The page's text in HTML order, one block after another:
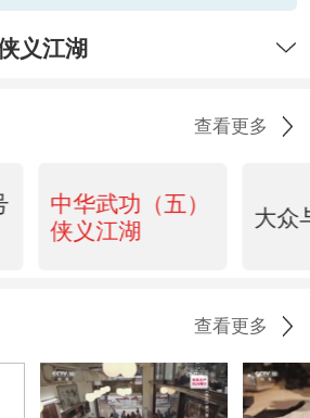
义江湖
查看更多
中华武功（五）
侠义江湖
大众
查看更多